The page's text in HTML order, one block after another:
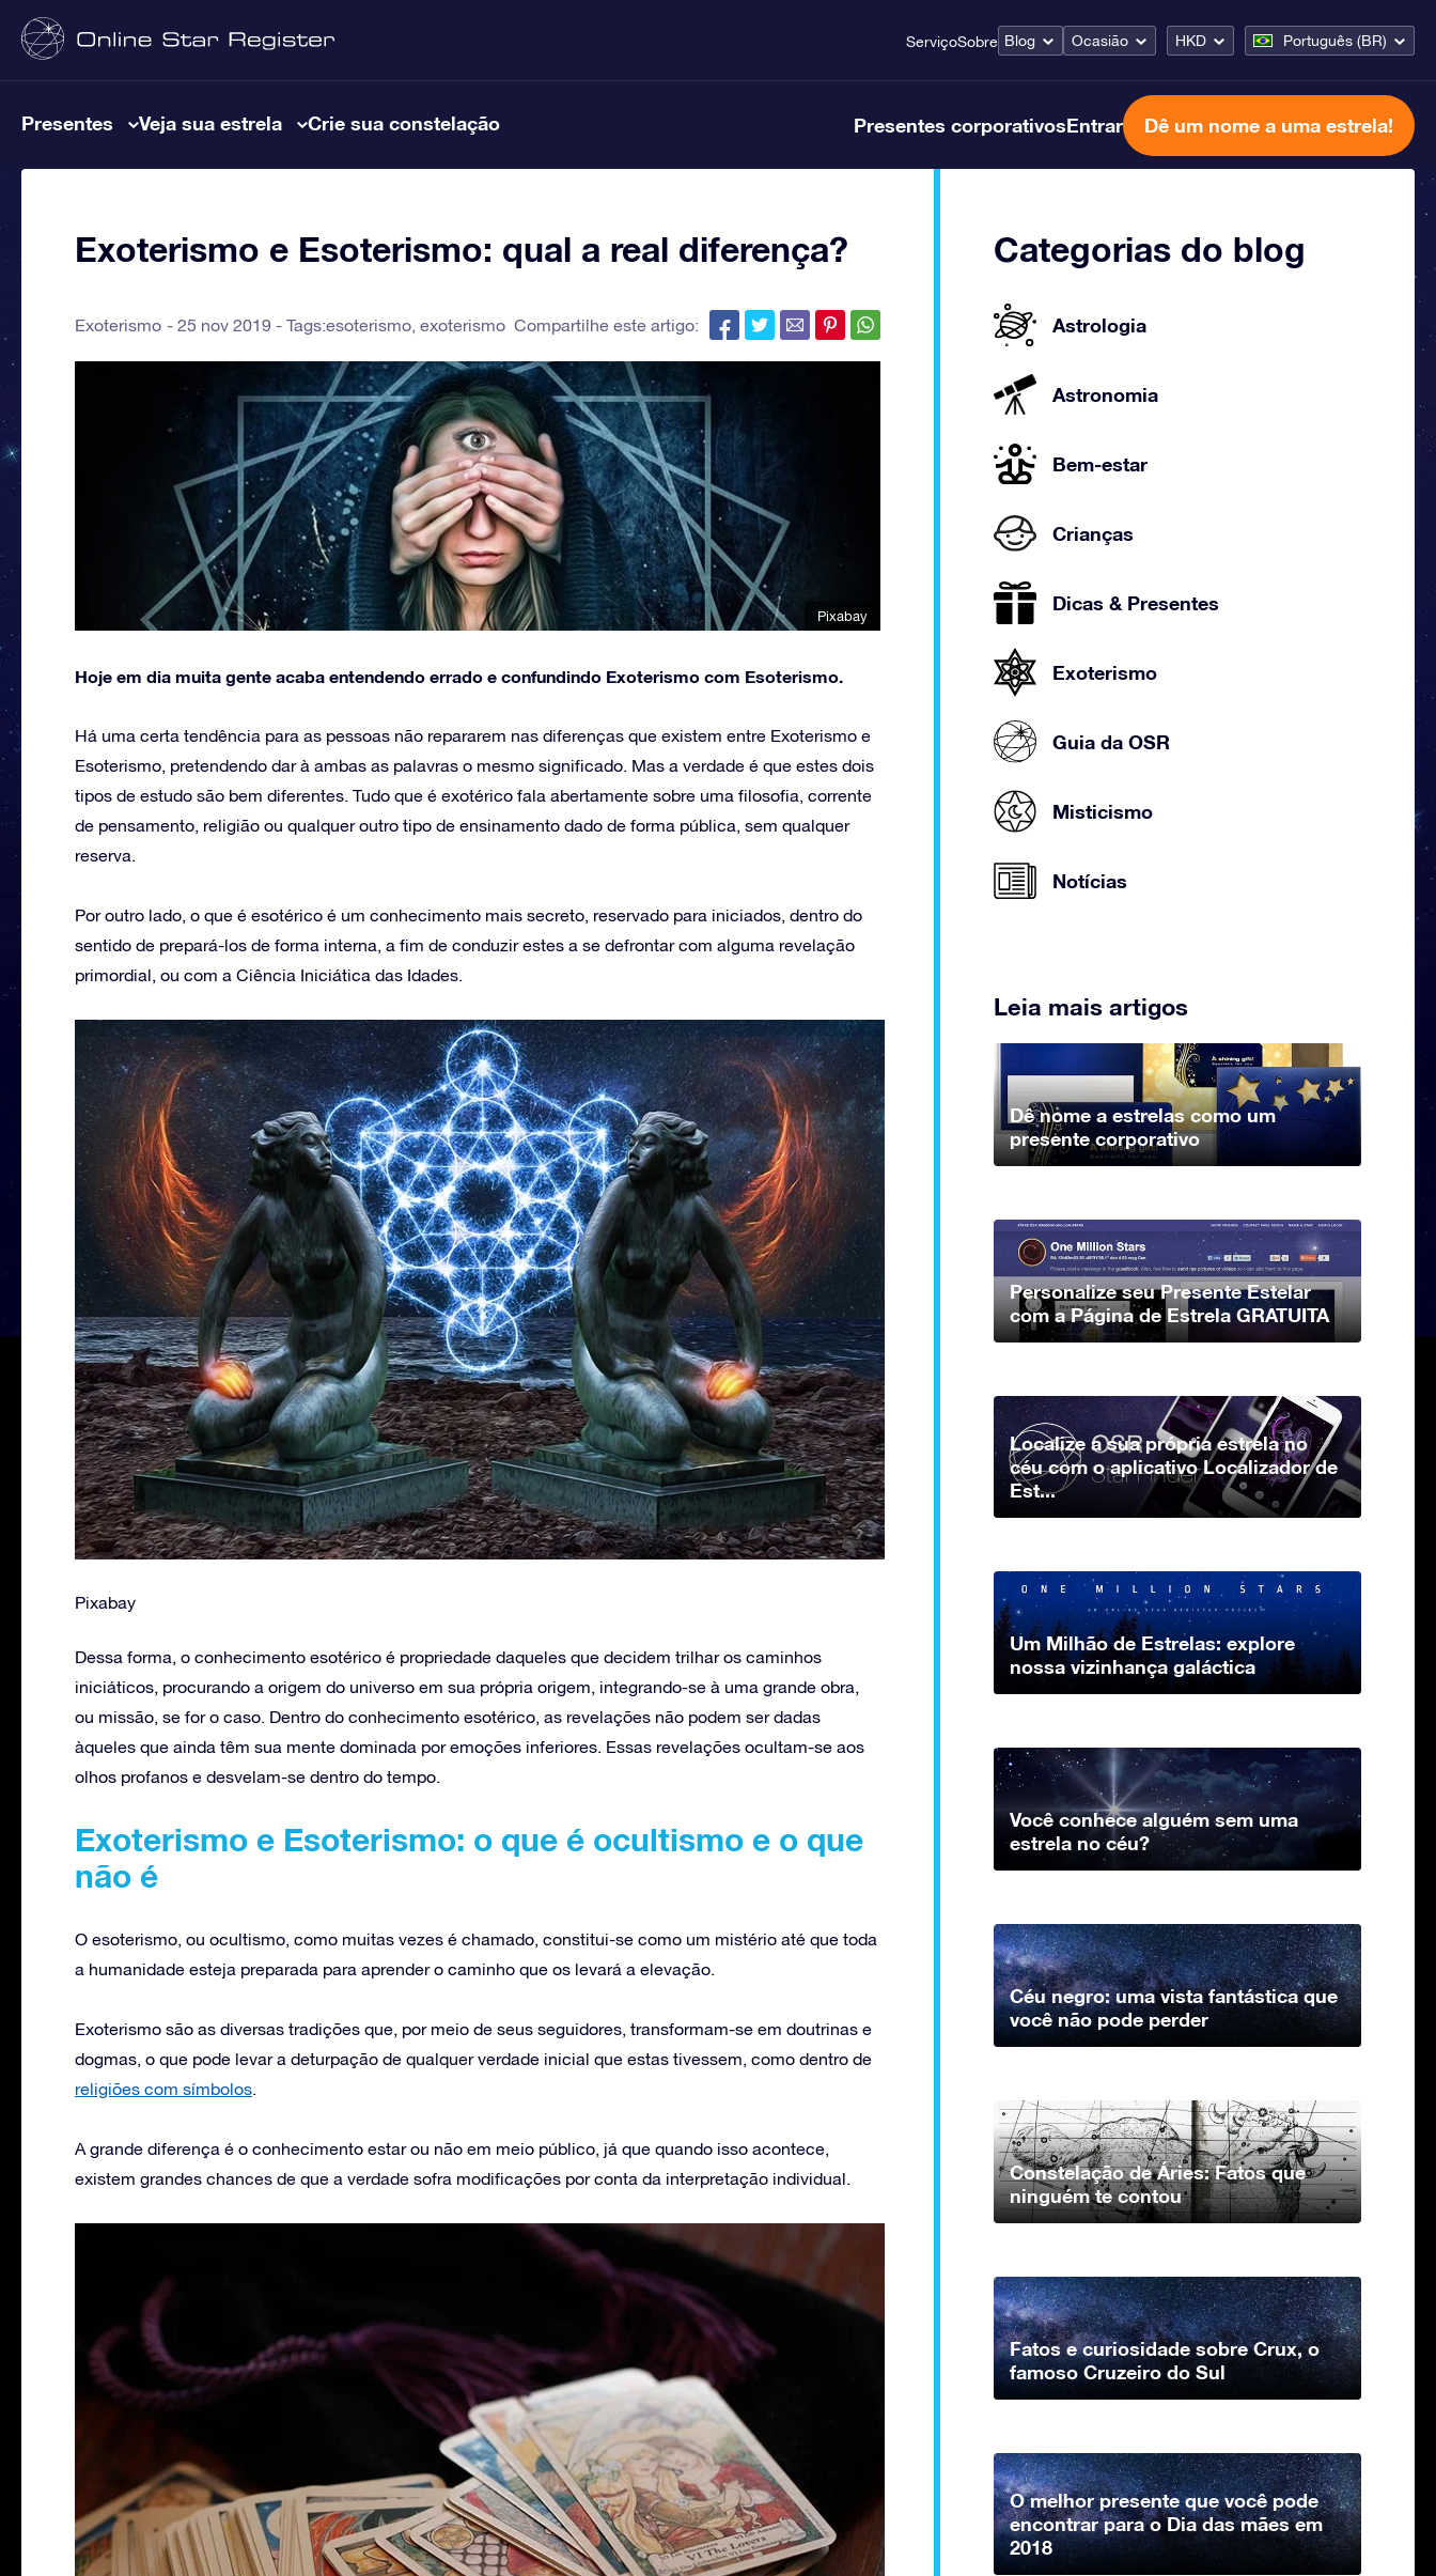
ServiçoSobre Blog Ocasião HKD Português (BR)
Presentes Veja sua estrela Crie sua constelação Presentes corporativosEntrar Dê um nome a uma estrela!
Exoterismo e Esoterismo: qual a real diferença?
Exoterismo 25 nov 2019 - Tags:esoterismo, exoterismo Compartilhe este artigo:
Pixabay
Hoje em dia muita gente acaba entendendo errado e confundindo Exoterismo com Esoterismo.
Há uma certa tendência para as pessoas não repararem nas diferenças que existem entre Exoterismo e
Esoterismo, pretendendo dar à ambas as palavras o mesmo significado. Mas a verdade é que estes dois
tipos de estudo são bem diferentes. Tudo que é exotérico fala abertamente sobre uma filosofia, corrente
de pensamento, religião ou qualquer outro tipo de ensinamento dado de forma pública, sem qualquer
reserva.
Por outro lado, o que é esotérico é um conhecimento mais secreto, reservado para iniciados, dentro do
sentido de prepará-los de forma interna, a fim de conduzir estes a se defrontar com alguma revelação
primordial, ou com a Ciência Iniciática das Idades.
Pixabay
Dessa forma, o conhecimento esotérico é propriedade daqueles que decidem trilhar os caminhos
iniciáticos, procurando a origem do universo em sua própria origem, integrando-se à uma grande obra,
ou missão, se for o caso. Dentro do conhecimento esotérico, as revelações não podem ser dadas
àqueles que ainda têm sua mente dominada por emoções inferiores. Essas revelações ocultam-se aos
olhos profanos e desvelam-se dentro do tempo.
Exoterismo e Esoterismo: o que é ocultismo e o que
não é
O esoterismo, ou ocultismo, como muitas vezes é chamado, constitui-se como um mistério até que toda
a humanidade esteja preparada para aprender o caminho que os levará a elevação.
Exoterismo são as diversas tradições que, por meio de seus seguidores, transformam-se em doutrinas e
dogmas, o que pode levar a deturpação de qualquer verdade inicial que estas tivessem, como dentro de
religiões com símbolos.
A grande diferença é o conhecimento estar ou não em meio público, já que quando isso acontece,
existem grandes chances de que a verdade sofra modificações por conta da interpretação individual.
Categorias do blog
Astrologia
Astronomia
Bem-estar
Crianças
Dicas & Presentes
Exoterismo
Guia da OSR
Misticismo
Notícias
Leia mais artigos
Dê nome a estrelas como um
presente corporativo
Personalize seu Presente Estelar
com a Página de Estrela GRATUITA
Localize a sua própria estrela no
céu com o aplicativo Localizador de
Est...
Um Milhão de Estrelas: explore
nossa vizinhança galáctica
Você conhece alguém sem uma
estrela no céu?
Céu negro: uma vista fantástica que
você não pode perder
Constelação de Áries: Fatos que
ninguém te contou
Fatos e curiosidade sobre Crux, o
famoso Cruzeiro do Sul
O melhor presente que você pode
encontrar para o Dia das mães em
2018